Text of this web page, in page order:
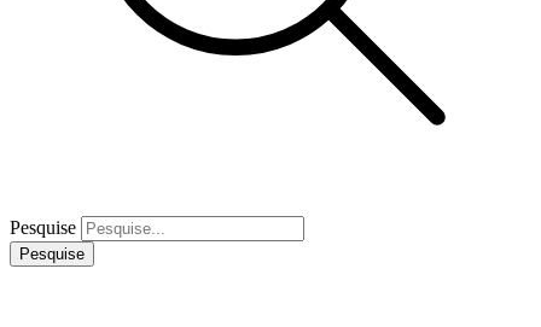
Pesquise
Pesquise